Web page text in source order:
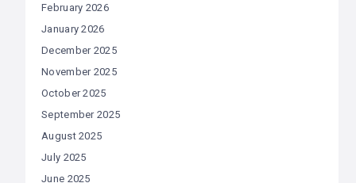
February 2026
January 2026
December 2025
November 2025
October 2025
September 2025
August 2025
July 2025
June 2025